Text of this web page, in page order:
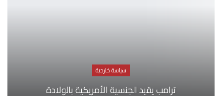
سياسة خارجية
ترامب يقيد الجنسية الأمريكية بالولادة